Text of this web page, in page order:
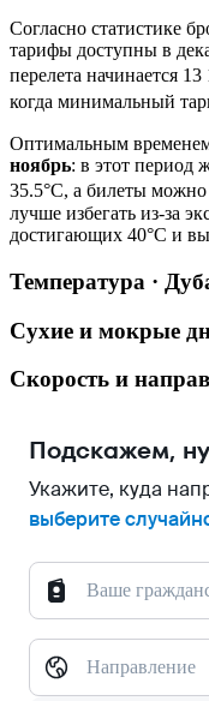
Согласно статистике
тарифы доступны в
перелета начинается
когда минимальный
Оптимальным временем
ноябрь: в этот период
35.5°C, а билеты
лучше избегать из-за
достигающих 40°C и
Температура ·
Сухие и мокрые
Скорость и
Подскажем,
Укажите, куда
выберите
Ваше
Направление